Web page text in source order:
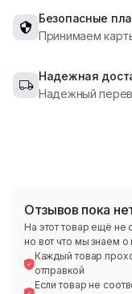
Безопасные
Принимаем
Надежная
Надежный
Отзывов пока
На этот товар ещё не
но вот что мы знаем о
Каждый товар
отправкой
Если товар не